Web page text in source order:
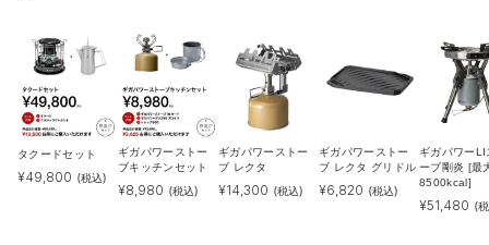
タクードセット
¥49,800 (税込)
ギガパワーストー
ブキッチンセット
¥8,980 (税込)
ギガパワーストー
ブ レクタ
¥14,300 (税込)
ギガパワーストー
ブ レクタ グリドル
¥6,820 (税込)
ギガパワーLI
ーブ剛炎 [最
8500kcal]
¥51,480 (